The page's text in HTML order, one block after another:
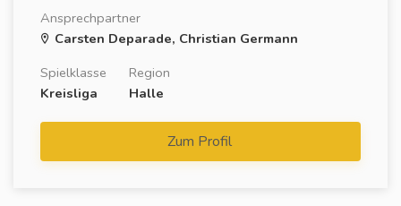
Ansprechpartner
Carsten Deparade, Christian Germann
Spielklasse
Kreisliga
Region
Halle
Zum Profil